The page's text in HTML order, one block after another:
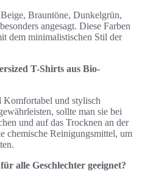
Brauntöne, Dunkelgrün,
angesagt. Diese Farben
dem minimalistischen Stil der
T-Shirts aus Bio-
und stylisch
sollte man sie bei
und auf das Trocknen an der
chemische Reinigungsmittel, um
alle Geschlechter geeignet?